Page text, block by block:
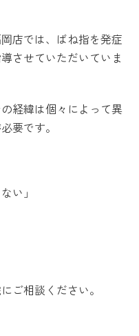
店では、ばね指を発症
させていただいていま
経緯は個々によって異
要です。
い」
ご相談ください。